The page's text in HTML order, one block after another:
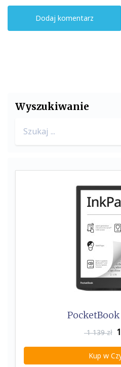
Wyszukiwanie
for:
1 139 zł
Kup w